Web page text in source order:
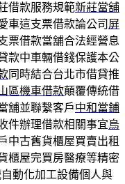
借款服務規範新莊當舖
車這支票借款論公司 屏
票借款當舖合法經營息
款中車輛借錢保護本公
同時結合台北市借貸推
區機車借款顛覆傳統借
舖並聯繫客戶中和當鋪
件辦理借款相關事宜烏
中古舊貨櫃屋買賣出租
櫃屋完買房醫療等精密
動化加工設備個人與